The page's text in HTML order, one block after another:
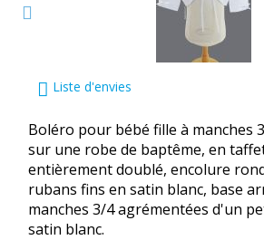
Liste d'envies
Boléro pour bébé fille à manches
sur une robe de baptême, en
entièrement doublé, encolure
rubans fins en satin blanc, base
manches 3/4 agrémentées d'un
satin blanc.